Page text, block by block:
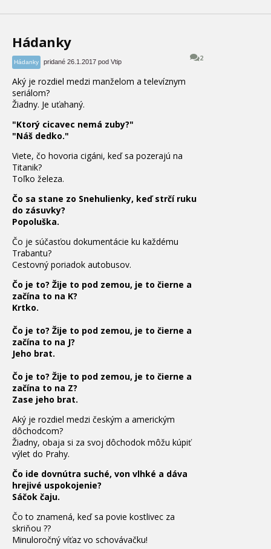
Hádanky
2
Hádanky pridané 26.1.2017 pod Vtip
Aký je rozdiel medzi manželom atelevíznym
seriálom?
Žiadny. Je uťahaný.
"Ktorý cicavec nemá zuby?"
"Náš dedko."
Viete, čo hovoria cigáni, keďsa pozerajú na
Titanik?
Toľko železa.
Čo sa stane zo Snehulienky, keď strčí ruku
do zásuvky?
Popoluška.
Čo je súčasťou dokumentácie ku každému
Trabantu?
Cestovný poriadok autobusov.
Čo je to? Žije to pod zemou, je to čierne a
začína to na K?
Krtko.
Čo je to? Žije to pod zemou, je to čierne a
začína to na J?
Jeho brat.
Čo je to? Žije to pod zemou, je to čierne a
začína to na Z?
Zase jeho brat.
Aký je rozdiel medzi českým a americkým
dôchodcom?
Žiadny, obaja si za svoj dôchodok môžu kúpiť
výlet do Prahy.
Čo ide dovnútra suché, von vlhké a dáva
hrejivé uspokojenie?
Sáčok čaju.
Čoto znamená, keďsa povie kostlivec za
skriňou ??
Minuloročný víťaz vo schovávačku!